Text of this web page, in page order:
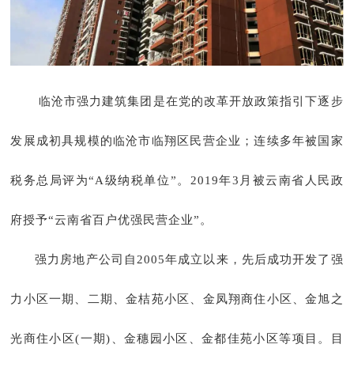
临沧市强力建筑集团是在党的改革开放政策指引下逐步
发展成初具规模的临沧市临翔区民营企业；连续多年被国家
税务总局评为“A级纳税单位”。2019年3月被云南省人民政
府授予“云南省百户优强民营企业”。
强力房地产公司自2005年成立以来，先后成功开发了强
力小区一期、二期、金桔苑小区、金凤翔商住小区、金旭之
光商住小区(一期)、金穗园小区、金都佳苑小区等项目。目